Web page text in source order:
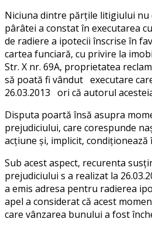
Niciuna dintre părţile litigiului nu
pârâtei a constat în executarea
de radiere a ipotecii înscrise în
cartea funciară, cu privire la
Str. X nr. 69A, proprietatea
să poată fi vândut executare
26.03.2013 ori că autorul
Disputa poartă însă asupra
prejudiciului, care corespunde
acţiune şi, implicit,
Sub acest aspect, recurenta
prejudiciului s a realizat la
a emis adresa pentru radierea
apel a considerat că acest
care vânzarea bunului a fost